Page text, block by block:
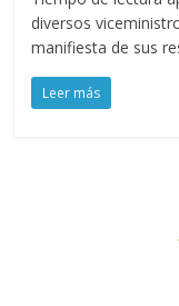
diversos
manifiesta de sus
Leer más